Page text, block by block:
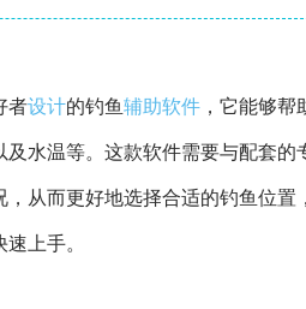
者设计的钓鱼辅助软件 ，它能够
及水温等。这款软件需要与配套
，从而更好地选择合适的钓鱼位
上手。